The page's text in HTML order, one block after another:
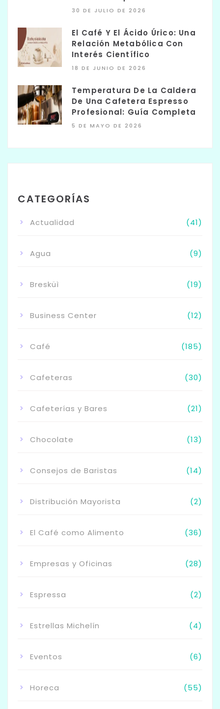
30 DE JULIO DE 2026
El Café Y El Ácido Úrico: Una
Relación Metabólica Con
Interés Científico
18 DE JUNIO DE 2026
Temperatura De La Caldera
De Una Cafetera Espresso
Profesional: Guía Completa
5 DE MAYO DE 2026
CATEGORÍAS
Actualidad (41)
Agua (9)
Bresküì (19)
Business Center (12)
Café (185)
Cafeteras (30)
Cafeterías y Bares (21)
Chocolate (13)
Consejos de Baristas (14)
Distribución Mayorista (2)
El Café como Alimento (36)
Empresas y Oficinas (28)
Espressa (2)
Estrellas Michelín (4)
Eventos (6)
Horeca (55)